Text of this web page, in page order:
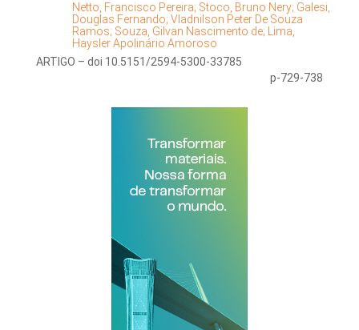
Netto, Francisco Pereira; Stoco, Bruno Nery; Galesi,
Douglas Fernando; Vladnilson Peter De Souza
Ramos; Souza, Gilvan Nascimento de; Lima,
Haysler Apolinário Amoroso
ARTIGO – doi 10.5151/2594-5300-33785
p-729-738